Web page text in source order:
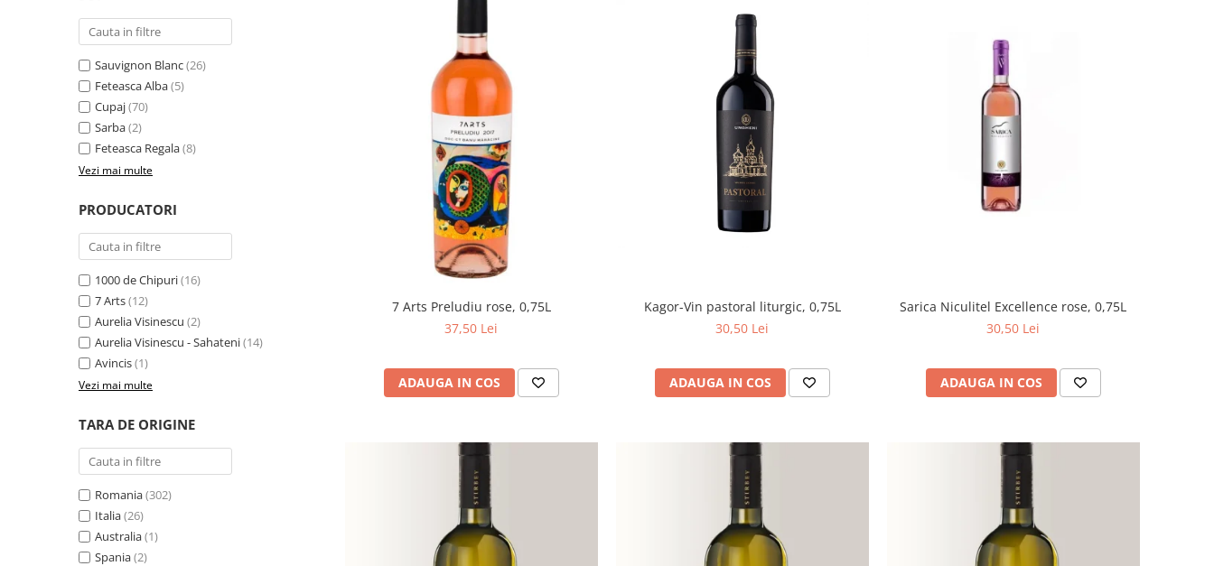
Sauvignon Blanc(26)
Feteasca Alba(5)
Cupaj(70)
Sarba(2)
Feteasca Regala(8)
Vezi mai multe
PRODUCATORI
1000 de Chipuri(16)
7 Arts(12)
Aurelia Visinescu (2)
Aurelia Visinescu - Sahateni(14)
Avincis(1)
Vezi mai multe
TARA DE ORIGINE
Romania(302)
Italia(26)
Australia(1)
Spania(2)
7 Arts Preludiu rose, 0,75L
37,50 Lei
ADAUGA IN COS
Kagor-Vin pastoral liturgic, 0,75L
30,50 Lei
ADAUGA IN COS
Sarica Niculitel Excellence rose, 0,75L
30,50 Lei
ADAUGA IN COS